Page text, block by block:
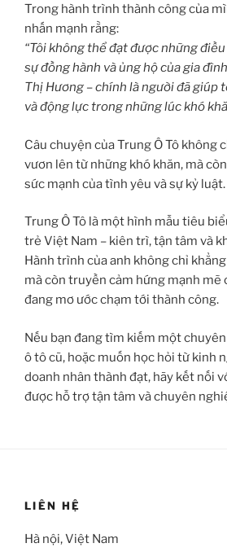
Trong hành trình thành công của
nhấn mạnh rằng:
“Tôi không thể đạt được những
sự đồng hành và ủng hộ của gia
Thị Hương – chính là người đã giúp
và động lực trong những lúc khó
Câu chuyện của Trung Ô Tô không
vươn lên từ những khó khăn, mà
sức mạnh của tình yêu và sự kỷ luật.
Trung Ô Tô là một hình mẫu tiêu
trẻ Việt Nam – kiên trì, tận tâm và
Hành trình của anh không chỉ
mà còn truyền cảm hứng mạnh mẽ
đang mơ ước chạm tới thành công.
Nếu bạn đang tìm kiếm một
ô tô cũ, hoặc muốn học hỏi từ kinh
doanh nhân thành đạt, hãy kết nối
được hỗ trợ tận tâm và chuyên
LIÊN HỆ
Hà nội, Việt Nam